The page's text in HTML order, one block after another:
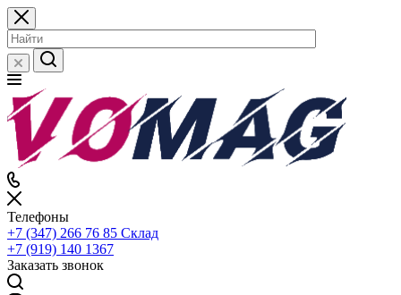
Телефоны
+7 (347) 266 76 85 Склад
+7 (919) 140 1367
Заказать звонок